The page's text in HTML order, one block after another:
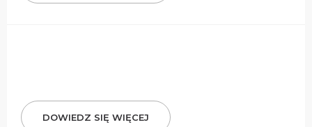
DOWIEDZ SIĘ WIĘCEJ